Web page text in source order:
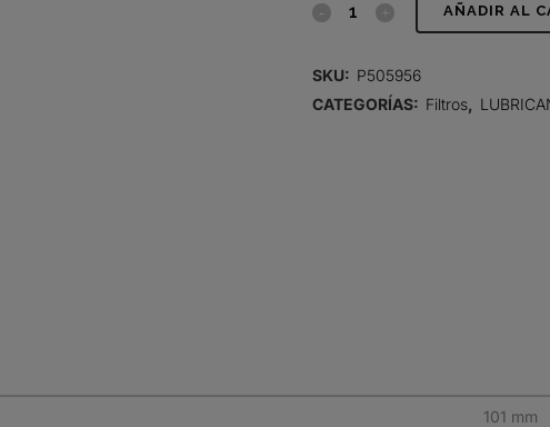
FILTRO
LUBRICANTE,
AÑADIR AL
SKU: P505956
CATEGORÍAS: Filtros
101 mm